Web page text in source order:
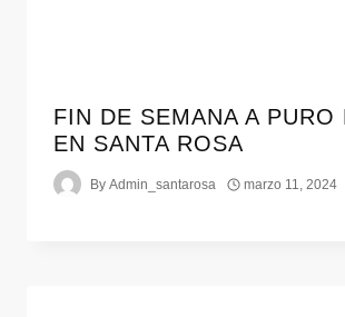
FIN DE SEMANA A PURO
EN SANTA ROSA
By Admin_santarosa marzo 11, 2024